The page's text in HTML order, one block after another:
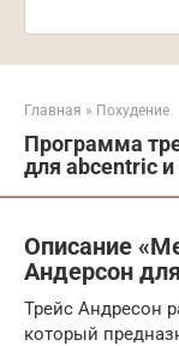
Главная » Похудение
Программа
для abcentric
Описание
Андерсон
Трейс Андресон
который